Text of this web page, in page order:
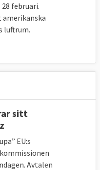
februari.
amerikanska
luftrum.
sitt
EU:s
Avtalen